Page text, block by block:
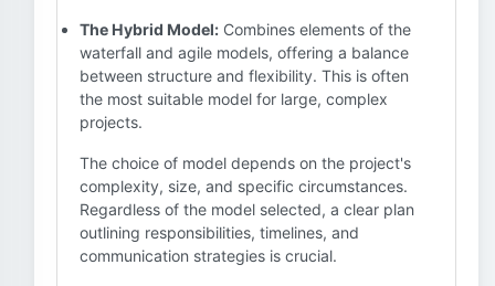
The Hybrid Model: Combines elements of the
waterfall and agile models, offering a balance
between structure and flexibility. This is often
the most suitable model for large, complex
projects.
The choice of model depends on the project's
complexity, size, and specific circumstances.
Regardless of the model selected, a clear plan
outlining responsibilities, timelines, and
communication strategies is crucial.